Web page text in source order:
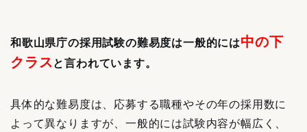
和歌山県庁の採用試験の難易度は一般的には中の下
クラスと言われています。
具体的な難易度は、応募する職種やその年の採用数に
よって異なりますが、一般的には試験内容が幅広く、